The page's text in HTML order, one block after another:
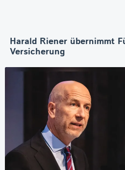
Harald Riener übernimmt
Versicherung